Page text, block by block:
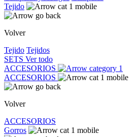
Tejido
Volver
Tejido Tejidos
SETS Ver todo
ACCESORIOS
ACCESORIOS
Volver
ACCESORIOS
Gorros